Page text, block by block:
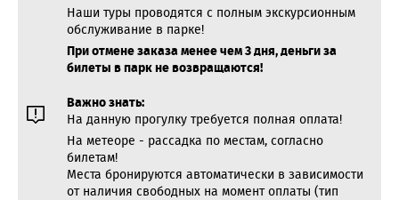
Наши туры проводятся с полным экскурсионным
обслуживание в парке!
При отмене заказа менее чем 3 дня, деньги за
билеты в парк не возвращаются!
Важно знать:
На данную прогулку требуется полная оплата!
На метеоре - рассадка по местам, согласно
билетам!
Места бронируются автоматически в зависимости
от наличия свободных на момент оплаты (тип